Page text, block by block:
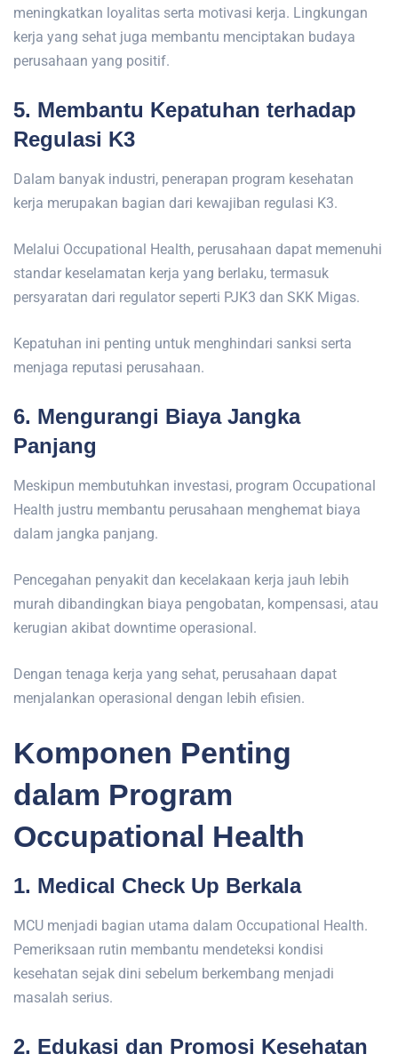
meningkatkan loyalitas serta motivasi kerja. Lingkungan
kerja yang sehat juga membantu menciptakan budaya
perusahaan yang positif.
5. Membantu Kepatuhan terhadap
Regulasi K3
Dalam banyak industri, penerapan program kesehatan
kerja merupakan bagian dari kewajiban regulasi K3.
Melalui Occupational Health, perusahaan dapat memenuhi
standar keselamatan kerja yang berlaku, termasuk
persyaratan dari regulator seperti PJK3 dan SKK Migas.
Kepatuhan ini penting untuk menghindari sanksi serta
menjaga reputasi perusahaan.
6. Mengurangi Biaya Jangka
Panjang
Meskipun membutuhkan investasi, program Occupational
Health justru membantu perusahaan menghemat biaya
dalam jangka panjang.
Pencegahan penyakit dan kecelakaan kerja jauh lebih
murah dibandingkan biaya pengobatan, kompensasi, atau
kerugian akibat downtime operasional.
Dengan tenaga kerja yang sehat, perusahaan dapat
menjalankan operasional dengan lebih efisien.
Komponen Penting
dalam Program
Occupational Health
1. Medical Check Up Berkala
MCU menjadi bagian utama dalam Occupational Health.
Pemeriksaan rutin membantu mendeteksi kondisi
kesehatan sejak dini sebelum berkembang menjadi
masalah serius.
2. Edukasi dan Promosi Kesehatan